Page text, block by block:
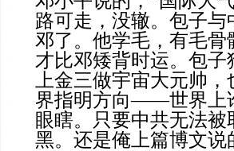
路可走，没辙。 包子与
邓了。他学毛，有毛
才比邓矮背时运。包
上金三做宇宙大元帅
界指明方向——世界上
眼瞎。只要中共无法
黑。还是俺上篇博文说